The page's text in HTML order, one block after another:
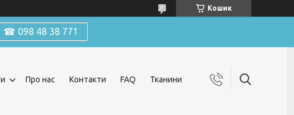
Кошик
☎ 098 48 38 771
Про нас Контакти FAQ Тканини